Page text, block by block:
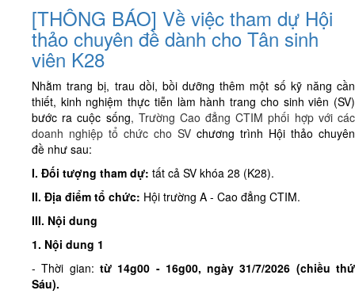
[THÔNG BÁO] Về việc tham dự Hội
thảo chuyên đề dành cho Tân sinh
viên K28
Nhằm trang bị, trau dồi, bồi dưỡng thêm một số kỹ năng cần
thiết, kinh nghiệm thực tiễn làm hành trang cho sinh viên (SV)
bước ra cuộc sống, Trường Cao đẳng CTIM phối hợp với các
doanh nghiệp tổ chức cho SV chương trình Hội thảo chuyên
đề như sau:
I. Đối tượng tham dự: tất cả SV khóa 28 (K28).
II. Địa điểm tổ chức: Hội trường A - Cao đẳng CTIM.
III. Nội dung
1. Nội dung 1
- Thời gian: từ 14g00 - 16g00, ngày 31/7/2026 (chiềuthứ
Sáu).